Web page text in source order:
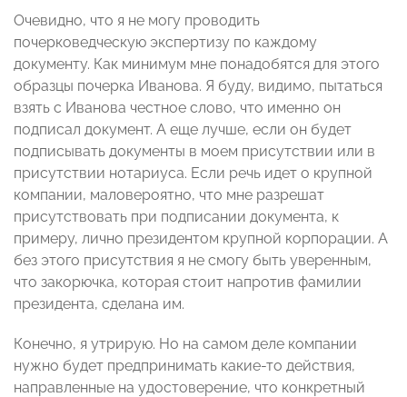
Очевидно, что я не могу проводить
почерковедческую экспертизу по каждому
документу. Как минимум мне понадобятся для этого
образцы почерка Иванова. Я буду, видимо, пытаться
взять с Иванова честное слово, что именно он
подписал документ. А еще лучше, если он будет
подписывать документы в моем присутствии или в
присутствии нотариуса. Если речь идет о крупной
компании, маловероятно, что мне разрешат
присутствовать при подписании документа, к
примеру, лично президентом крупной корпорации. А
без этого присутствия я не смогу быть уверенным,
что закорючка, которая стоит напротив фамилии
президента, сделана им.
Конечно, я утрирую. Но на самом деле компании
нужно будет предпринимать какие-то действия,
направленные на удостоверение, что конкретный